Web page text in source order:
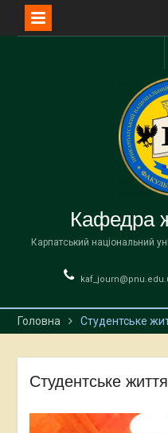
Кафедра
Карпатський національний
Головна Студентське
Студентське життя